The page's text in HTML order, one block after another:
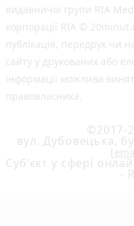
видавничої групи RIA
корпорації RIA ©
публiкацiя, передрук чи
сайту у друкованих або
інформації можлива
правовласника.
©2017-
вул. Дубовецька,
Cуб'єкт у сфері
-